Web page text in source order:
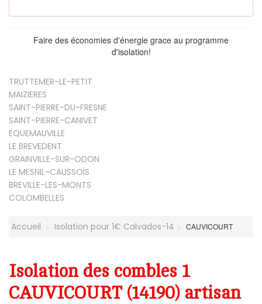
Faire des économies d'énergie grace au programme
d'isolation!
TRUTTEMER-LE-PETIT
MAIZIERES
SAINT-PIERRE-DU-FRESNE
SAINT-PIERRE-CANIVET
EQUEMAUVILLE
LE BREVEDENT
GRAINVILLE-SUR-ODON
LE MESNIL-CAUSSOIS
BREVILLE-LES-MONTS
COLOMBELLES
Accueil Isolation pour 1€ Calvados-14 CAUVICOURT
Isolation des combles 1
CAUVICOURT (14190) artisan